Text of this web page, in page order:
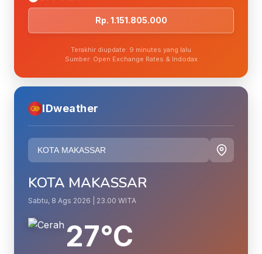
Rp. 1.151.805.000
Terakhir diupdate: 9 minutes yang lalu
Sumber: Open Exchange Rates & Indodax
IDweather
KOTA MAKASSAR
Sabtu, 8 Ags 2026 | 23.00 WITA
27°C